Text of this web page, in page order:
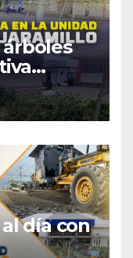
día con